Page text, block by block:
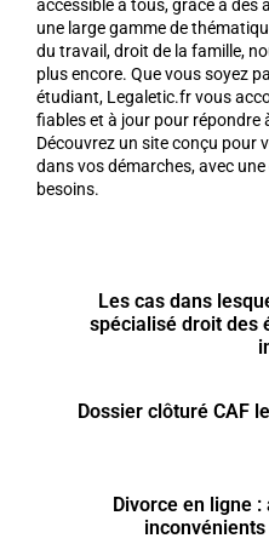
accessible à tous, grâce à des
une large gamme de
du travail, droit de la famille,
plus encore. Que vous soyez
étudiant, Legaletic.fr vous
fiables et à jour pour
Découvrez un site conçu pour
dans vos démarches, avec
besoins.
Les cas dans
spécialisé droit des
Dossier clôturé CAF
Divorce en ligne